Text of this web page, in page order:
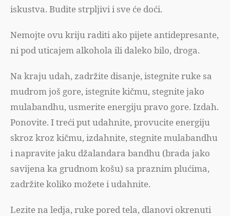
iskustva. Budite strpljivi i sve će doći.
Nemojte ovu kriju raditi ako pijete antidepresante,
ni pod uticajem alkohola ili daleko bilo, droga.
Na kraju udah, zadržite disanje, istegnite ruke sa
mudrom još gore, istegnite kičmu, stegnite jako
mulabandhu, usmerite energiju pravo gore. Izdah.
Ponovite. I treći put udahnite, provucite energiju
skroz kroz kičmu, izdahnite, stegnite mulabandhu
i napravite jaku džalandara bandhu (brada jako
savijena ka grudnom košu) sa praznim plućima,
zadržite koliko možete i udahnite.
Lezite na ledja, ruke pored tela, dlanovi okrenuti